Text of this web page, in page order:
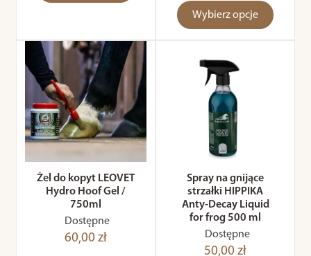
Wybierz opcje
Żel do kopyt LEOVET
Hydro Hoof Gel /
750ml
Dostępne
60,00 zł
Spray na gnijące
strzałki HIPPIKA
Anty-Decay Liquid
for frog 500 ml
Dostępne
50,00 zł